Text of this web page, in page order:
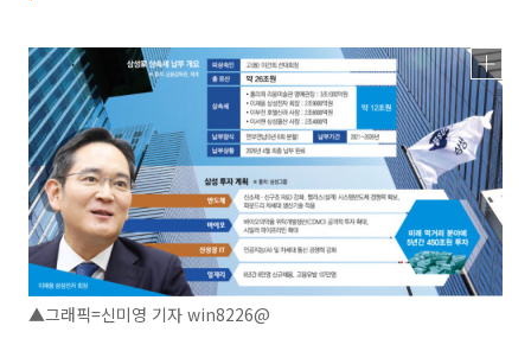
▲그래픽=신미영 기자 win8226@